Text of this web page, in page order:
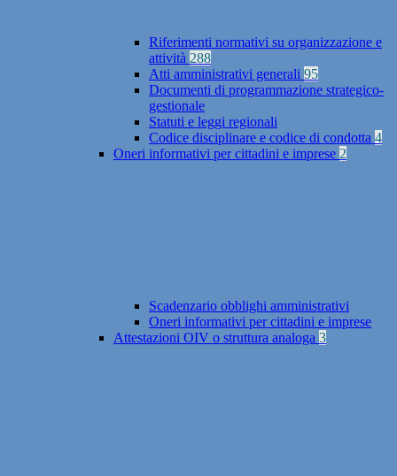
Riferimenti normativi su organizzazione e
attività 288
Atti amministrativi generali 95
Documenti di programmazione strategico-
gestionale
Statuti e leggi regionali
Codice disciplinare e codice di condotta 4
Oneri informativi per cittadini e imprese 2
Scadenzario obblighi amministrativi
Oneri informativi per cittadini e imprese
Attestazioni OIV o struttura analoga 3